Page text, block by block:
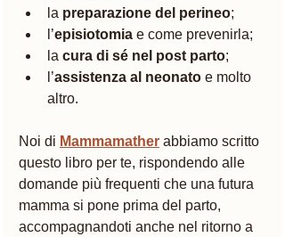
la preparazione del perineo;
l’episiotomia e come prevenirla;
la cura di sé nel post parto;
l’assistenza al neonato e molto
altro.
Noi di Mammamather abbiamo scritto
questo libro per te, rispondendo alle
domande più frequenti che una futura
mamma si pone prima del parto,
accompagnandoti anche nel ritorno a